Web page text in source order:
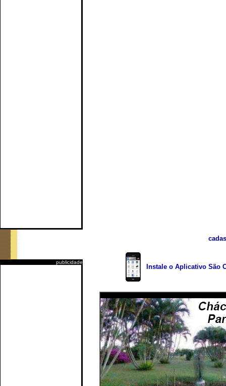
publicidade
Instale o Aplicativo São